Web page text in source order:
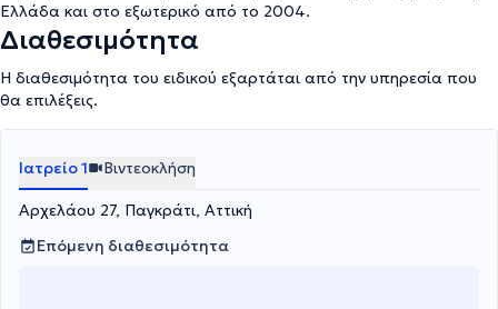
Ελλάδα και στο εξωτερικό από το 2004.
Διαθεσιμότητα
Η διαθεσιμότητα του ειδικού εξαρτάται από την υπηρεσία που
θα επιλέξεις.
Ιατρείο 1 Βιντεοκλήση
Αρχελάου 27, Παγκράτι, Αττική
Επόμενη διαθεσιμότητα